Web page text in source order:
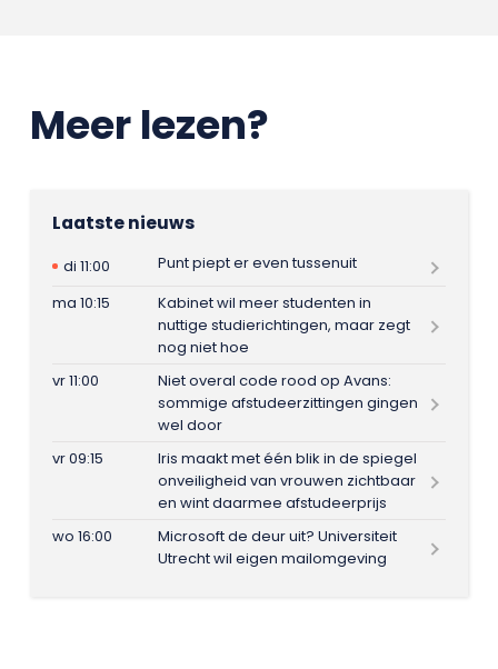
Meer lezen?
Laatste nieuws
di 11:00
Punt piept er even tussenuit
ma 10:15
Kabinet wil meer studenten in
nuttige studierichtingen, maar zegt
nog niet hoe
vr 11:00
Niet overal code rood op Avans:
sommige afstudeerzittingen gingen
wel door
vr 09:15
Iris maakt met één blik in de spiegel
onveiligheid van vrouwen zichtbaar
en wint daarmee afstudeerprijs
wo 16:00
Microsoft de deur uit? Universiteit
Utrecht wil eigen mailomgeving